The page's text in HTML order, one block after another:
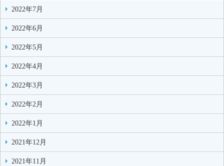
2022年7月
2022年6月
2022年5月
2022年4月
2022年3月
2022年2月
2022年1月
2021年12月
2021年11月